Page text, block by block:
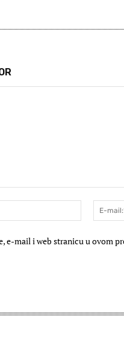
Ime:*
e-mail i web stranicu u ovom